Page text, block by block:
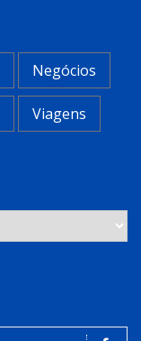
Negócios
Viagens